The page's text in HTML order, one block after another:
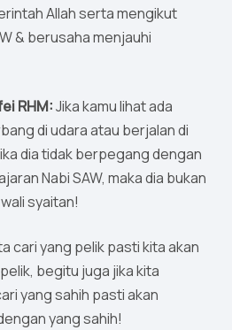
Allah serta mengikut
& berusaha menjauhi
RHM:Jika kamu lihat ada
di udara atau berjalan di
dia tidak berpegang dengan
Nabi SAW, maka dia bukan
syaitan!
cari yang pelik pasti kita akan
begitu juga jika kita
yang sahih pasti akan
yang sahih!